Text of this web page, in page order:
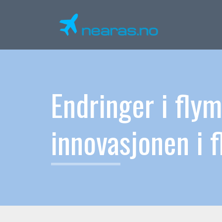
Endringer i
innovasjonen i